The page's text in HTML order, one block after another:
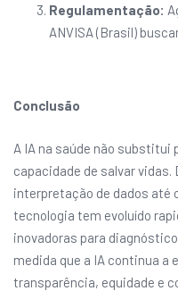
Regulamentação:
ANVISA (Brasil)
Conclusão
A IA na saúde não
capacidade de salvar
interpretação de dados até
tecnologia tem evoluído
inovadoras para
medida que a IA continua a
transparência, equidade e